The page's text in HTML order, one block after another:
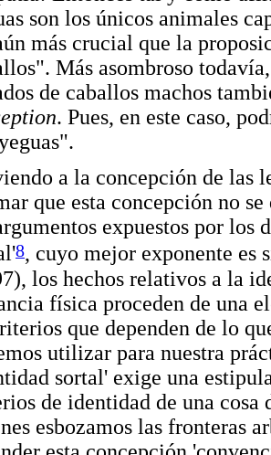
son los únicos animales
más crucial que la
Más asombroso
de caballos machos
. Pues, en este caso,
a la concepción de las
que esta concepción no
expuestos por los
8, cuyo mejor exponente es
los hechos relativos a la
física proceden de una
que dependen de lo
utilizar para nuestra
sortal' exige una
de identidad de una cosa
esbozamos las fronteras